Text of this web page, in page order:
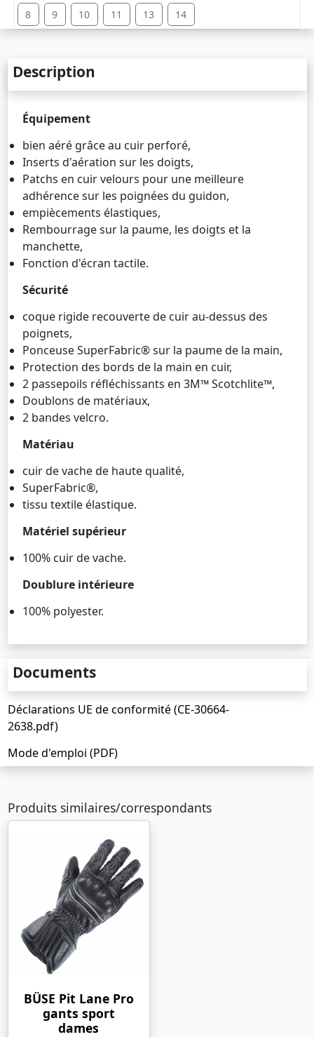
8 9 10 11 13 14
Description
Équipement
bien aéré grâce au cuir perforé,
Inserts d'aération sur les doigts,
Patchs en cuir velours pour une meilleure
adhérence sur les poignées du guidon,
empiècements élastiques,
Rembourrage sur la paume, les doigts et la
manchette,
Fonction d'écran tactile.
Sécurité
coque rigide recouverte de cuir au-dessus des
poignets,
Ponceuse SuperFabric® sur la paume de la main,
Protection des bords de la main en cuir,
2 passepoils réfléchissants en 3M™ Scotchlite™,
Doublons de matériaux,
2 bandes velcro.
Matériau
cuir de vache de haute qualité,
SuperFabric®,
tissu textile élastique.
Matériel supérieur
100% cuir de vache.
Doublure intérieure
100% polyester.
Documents
Déclarations UE de conformité (CE-30664-
2638.pdf)
Mode d'emploi (PDF)
Produits similaires/correspondants
BÜSE Pit Lane Pro
gants sport
dames